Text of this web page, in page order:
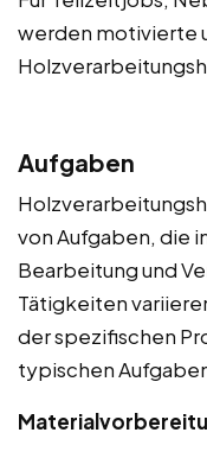
werden motivierte
Aufgaben
von Aufgaben, die
Bearbeitung und
Tätigkeiten
der spezifischen
typischen